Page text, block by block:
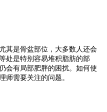
其是骨盆部位，大多数人还会
处是特别容易堆积脂肪的部
会有局部肥胖的困扰。如何使
师需要关注的问题。